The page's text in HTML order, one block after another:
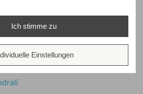
Ich stimme zu
Einstellungen